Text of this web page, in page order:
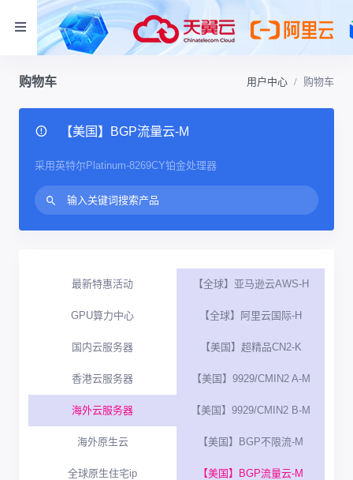
购物车 用户中心 购物车
【美国】BGP流量云-M
采用英特尔Platinum-8269CY铂金处理器
最新特惠活动
GPU算力中心
国内云服务器
香港云服务器
海外云服务器
海外原生云
全球原生住宅ip
【全球】亚马逊云AWS-H
【全球】阿里云国际-H
【美国】超精品CN2-K
【美国】9929/CMIN2 A-M
【美国】9929/CMIN2 B-M
【美国】BGP不限流-M
【美国】BGP流量云-M